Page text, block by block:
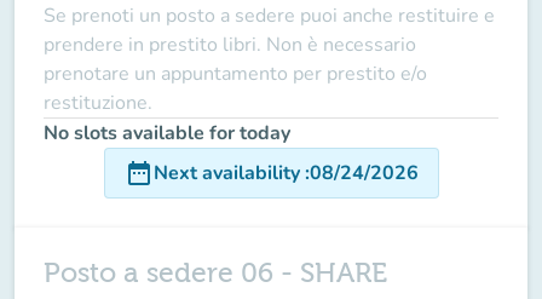
Se prenoti un posto a sedere puoi anche restituire e
prendere in prestito libri. Non è necessario
prenotare un appuntamento per prestito e/o
restituzione.
No slots available for today
date_rangeNext availability:08/24/2026
Posto a sedere 06 - SHARE